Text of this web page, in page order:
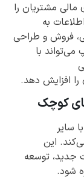
مالی مشتریان را
به
فروش و طراحی
با
افزایش دهد.
کوچک
سایر
این
جدید، توسعه
شود.